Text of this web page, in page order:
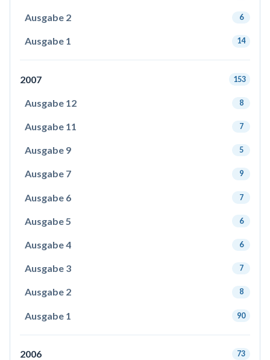
Ausgabe 2 6
Ausgabe 1 14
2007 153
Ausgabe 12 8
Ausgabe 11 7
Ausgabe 9 5
Ausgabe 7 9
Ausgabe 6 7
Ausgabe 5 6
Ausgabe 4 6
Ausgabe 3 7
Ausgabe 2 8
Ausgabe 1 90
2006 73